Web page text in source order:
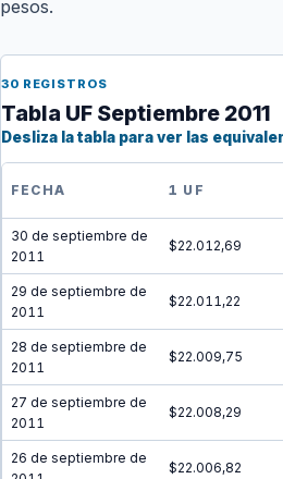
pesos.
30 REGISTROS
Tabla UF Septiembre 2011
Desliza la tabla para ver las
FECHA 1 UF
30 de septiembre de
2011
$22.012,69
29 de septiembre de
2011
$22.011,22
28 de septiembre de
2011
$22.009,75
27 de septiembre de
2011
$22.008,29
26 de septiembre de
$22.006,82